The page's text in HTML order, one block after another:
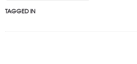
TAGGED IN